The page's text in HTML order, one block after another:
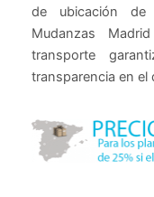
de ubicación de
Mudanzas
transporte
transparencia en el